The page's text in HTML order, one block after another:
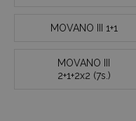
MOVANO III 1+1
MOVANO III
2+1+2x2 (7s.)